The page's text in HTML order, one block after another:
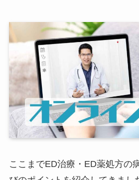
ここまでED治療・ED薬処方の